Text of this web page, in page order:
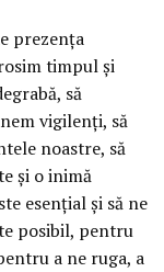
prezența
timpul și
să
vigilenți, să
noastre, să
și o inimă
esențial și să ne
posibil, pentru
a ne ruga, a